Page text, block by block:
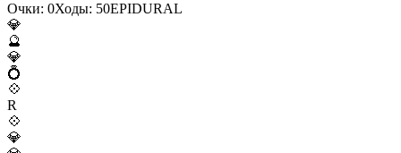
Очки: 0Ходы: 50EPIDURAL
💎
🔮
💎
💍
💠
R
💠
💎